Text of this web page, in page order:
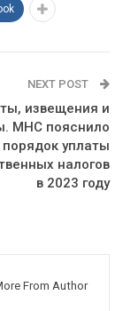
NEXT POST
извещения и
МНС пояснило
порядок уплаты
налогов
в 2023 году
From Author